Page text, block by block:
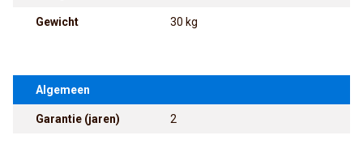
Gewicht 30 kg
Algemeen
Garantie (jaren) 2